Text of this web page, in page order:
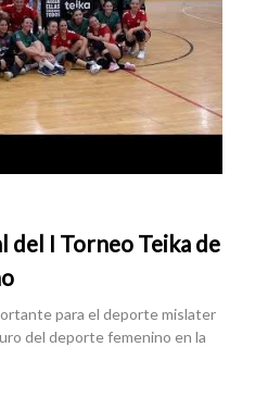
del I Torneo Teika de
para el deporte mislater
del deporte femenino en la